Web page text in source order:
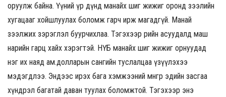
оруулж байна. Үүний үр дүнд манайх шиг жижиг оронд зээлийн
хугацааг хойшлуулах боломж гарч ирж магадгүй. Манай
зээлжих зэрэглэл буурчихлаа. Тэгэхээр өрийн асуудалд маш
нарийн гарц хайх хэрэгтэй. НҮБ манайх шиг жижиг орнуудад
нэг их наяд ам.долларын сангийн туслалцаа үзүүлэхээ
мэдэгдлээ. Эндээс ирэх бага хэмжээний мөнгөөр эдийн засгаа
хүндрэл багатай даван туулах боломжтой. Тэгэхээр энэ